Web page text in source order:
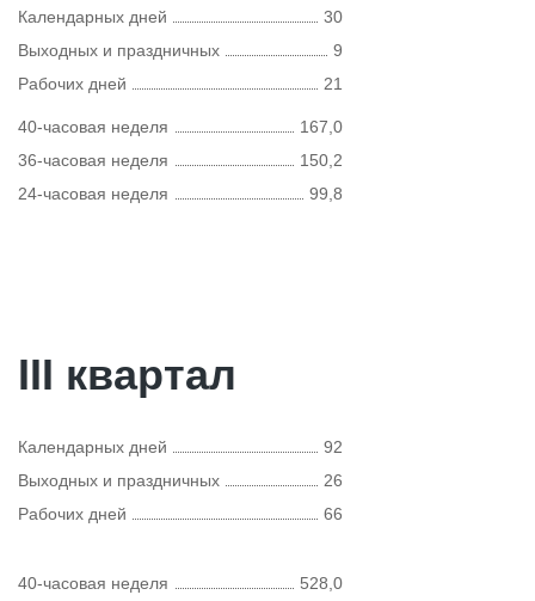
Календарных дней
30
Выходных и праздничных
9
Рабочих дней
21
40-часовая неделя
167,0
36-часовая неделя
150,2
24-часовая неделя
99,8
III квартал
Календарных дней
92
Выходных и праздничных
26
Рабочих дней
66
40-часовая неделя 528,0